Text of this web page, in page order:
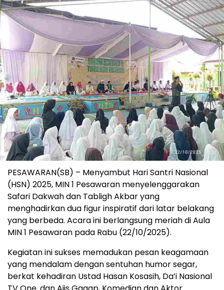
PESAWARAN(SB) – Menyambut Hari Santri Nasional
(HSN) 2025, MIN 1 Pesawaran menyelenggarakan
Safari Dakwah dan Tabligh Akbar yang
menghadirkan dua figur inspiratif dari latar belakang
yang berbeda. Acara ini berlangsung meriah di Aula
MIN 1 Pesawaran pada Rabu (22/10/2025).
Kegiatan ini sukses memadukan pesan keagamaan
yang mendalam dengan sentuhan humor segar,
berkat kehadiran Ustad Hasan Kosasih, Da’i Nasional